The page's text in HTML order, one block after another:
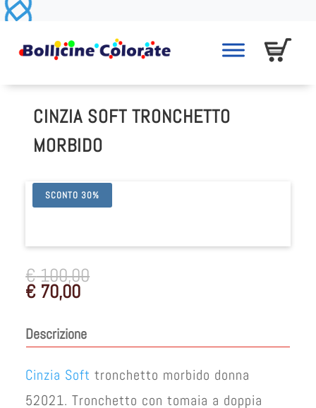
CINZIA SOFT TRONCHETTO
MORBIDO
SCONTO 30%
€100,00
€ 70,00
Descrizione
Cinzia Soft tronchetto morbido donna
52021. Tronchetto con tomaia a doppia